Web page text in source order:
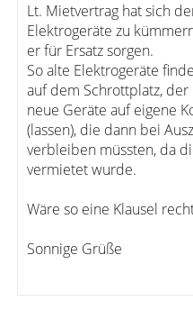
Lt. Mietvertrag hat sich
Elektrogeräte zu
er für Ersatz sorgen.
So alte Elektrogeräte
auf dem Schrottplatz,
neue Geräte auf eigene
(lassen), die dann bei
verbleiben müssten, da
vermietet wurde.
Wäre so eine Klausel
Sonnige Grüße